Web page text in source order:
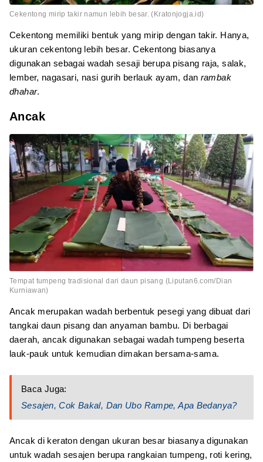
Cekentong mirip takir namun lebih besar. (Kratonjogja.id)
Cekentong memiliki bentuk yang mirip dengan takir. Hanya,
ukuran cekentong lebih besar. Cekentong biasanya
digunakan sebagai wadah sesaji berupa pisang raja, salak,
lember, nagasari, nasi gurih berlauk ayam, dan rambak
dhahar.
Ancak
Tempat tumpeng tradisional dari daun pisang (Liputan6.com/Dian
Kurniawan)
Ancak merupakan wadah berbentuk pesegi yang dibuat dari
tangkai daun pisang dan anyaman bambu. Di berbagai
daerah, ancak digunakan sebagai wadah tumpeng beserta
lauk-pauk untuk kemudian dimakan bersama-sama.
Baca Juga:
Sesajen, Cok Bakal, Dan Ubo Rampe, Apa Bedanya?
Ancak di keraton dengan ukuran besar biasanya digunakan
untuk wadah sesajen berupa rangkaian tumpeng, roti kering,